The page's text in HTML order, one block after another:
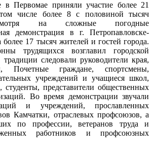
в Первомае приняли участие более 21
числе более 8 с половиной тысяч
на сложные погодные
демонстрация в г. Петропавловске-
более 17 тысяч жителей и гостей города.
трудящихся возглавил городской
следовали руководители края,
Почетные граждане, спортсмены,
учреждений и учащиеся школ,
представители общественных
Во время демонстрации звучали
и учреждений, прославленных
Камчатки, отраслевых профсоюзов, а
по профессии, ветеранов труда и
работников и профсоюзных